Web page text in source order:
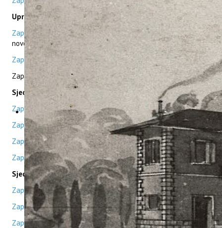
Upravno vijeće novi saziv
Zapisnici sjednica 2021. godine - Konstituirajuća sjednica
novog saziva Upravnog vijeća
Zapisnik 7. sjednice
Zapisnik 8. sjednica
Sjednice 2022.
Zapisnik 9. sjednice
Zapisnik 10. sjednice
Zapisnik 11. sjednice
Zapisnik 12. sjednice
Sjednice 2023. / 2024.
Zapisnik 13. sjednice
Zapisnik 14. sjednice
Zapisnik 15. sjednice